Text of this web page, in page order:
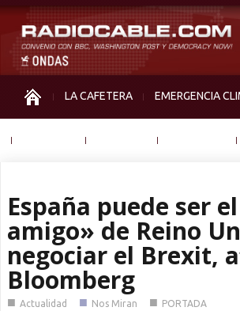
LA CAFETERA EMERGENCIA
España puede ser
amigo» de Reino
negociar el Brexit,
Bloomberg
■ Actualidad ■ Nos Miran ■ PORTADA